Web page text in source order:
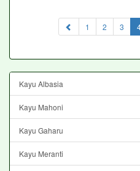
1 2 3
Kayu Albasia
Kayu Mahoni
Kayu Gaharu
Kayu Meranti